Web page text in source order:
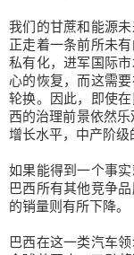
我们的甘蔗和能源
正走着一条前所未
私有化，进军国际
心的恢复，而这需
轮换。因此，即使
西的治理前景依然
增长水平，中产阶级
如果能得到一个事
巴西所有其他竞争
的销量则有所下降。
巴西在这一类汽车